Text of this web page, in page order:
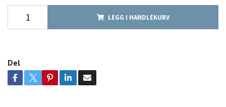
LEGG I HANDLEKURV
Del